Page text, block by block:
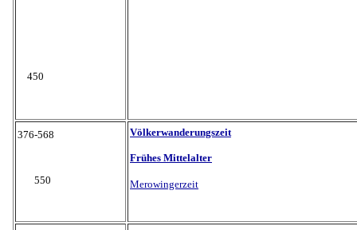
450
376-568
550
Völkerwanderungszeit
Frühes Mittelalter
Merowingerzeit